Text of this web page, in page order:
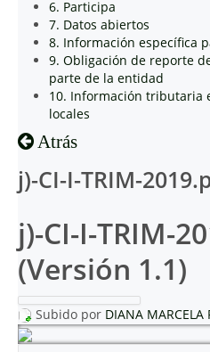
6. Participa
7. Datos abiertos
8. Información específica
9. Obligación de reporte
parte de la entidad
10. Información tributaria
locales
Atrás
j)-CI-I-TRIM-
j)-CI-I-TRIM-
(Versión 1.1)
Subido por DIANA MARCELA